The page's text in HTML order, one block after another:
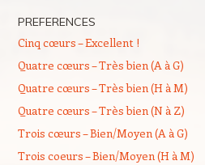
PREFERENCES
Cinq cœurs – Excellent !
Quatre cœurs – Très bien (A à G)
Quatre cœurs – Très bien (H à M)
Quatre cœurs – Très bien (N à Z)
Trois cœurs – Bien/Moyen (A à G)
Trois coeurs – Bien/Moyen (H à M)